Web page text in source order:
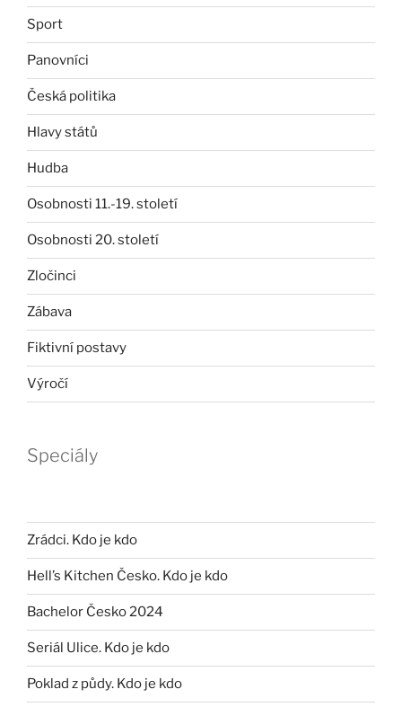
Sport
Panovníci
Česká politika
Hlavy států
Hudba
Osobnosti 11.-19. století
Osobnosti 20. století
Zločinci
Zábava
Fiktivní postavy
Výročí
Speciály
Zrádci. Kdo je kdo
Hell’s Kitchen Česko. Kdo je kdo
Bachelor Česko 2024
Seriál Ulice. Kdo je kdo
Poklad z půdy. Kdo je kdo